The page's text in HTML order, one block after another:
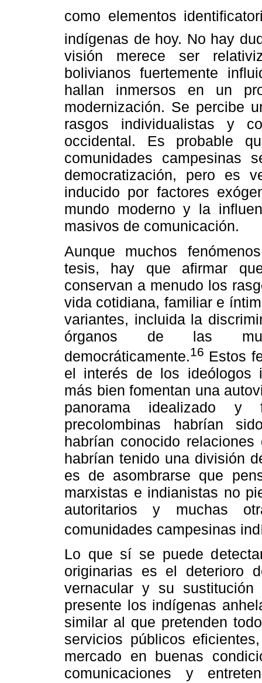
como elementos
indígenas de hoy. No hay
visión merece ser
bolivianos fuertemente
hallan inmersos en un
modernización. Se percibe
rasgos individualistas y
occidental. Es probable
comunidades campesinas
democratización, pero es
inducido por factores
mundo moderno y la
masivos de comunicación.
Aunque muchos
tesis, hay que afirmar
conservan a menudo los
vida cotidiana, familiar e
variantes, incluida la
órganos de las
democráticamente.16 Estos
el interés de los ideólogos
más bien fomentan una
panorama idealizado
precolombinas habrían
habrían conocido
habrían tenido una división
es de asombrarse que
marxistas e indianistas no
autoritarios y muchas
comunidades campesinas
Lo que sí se puede
originarias es el deterioro
vernacular y su
presente los indígenas
similar al que pretenden
servicios públicos
mercado en buenas
comunicaciones y